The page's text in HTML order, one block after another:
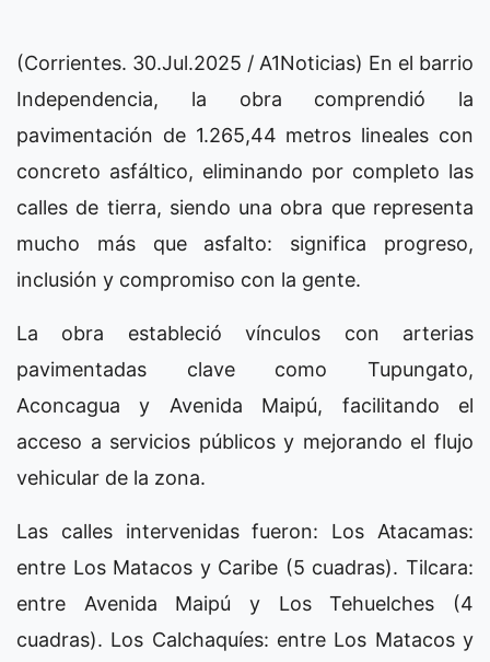
(Corrientes. 30.Jul.2025 / A1Noticias) En el barrio
Independencia, la obra comprendió la
pavimentación de 1.265,44 metros lineales con
concreto asfáltico, eliminando por completo las
calles de tierra, siendo una obra que representa
mucho más que asfalto: significa progreso,
inclusión y compromiso con la gente.
La obra estableció vínculos con arterias
pavimentadas clave como Tupungato,
Aconcagua y Avenida Maipú, facilitando el
acceso a servicios públicos y mejorando el flujo
vehicular de la zona.
Las calles intervenidas fueron: Los Atacamas:
entre Los Matacos y Caribe (5 cuadras). Tilcara:
entre Avenida Maipú y Los Tehuelches (4
cuadras). Los Calchaquíes: entre Los Matacos y